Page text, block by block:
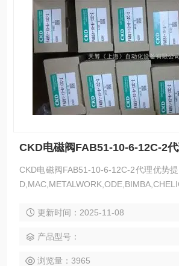
CKD电磁阀FAB51-10-6-12C-2
CKD电磁阀FAB51-10-6-12C-2代理优势
更新时间：2025-11-08
产品型号：
浏览量：3965